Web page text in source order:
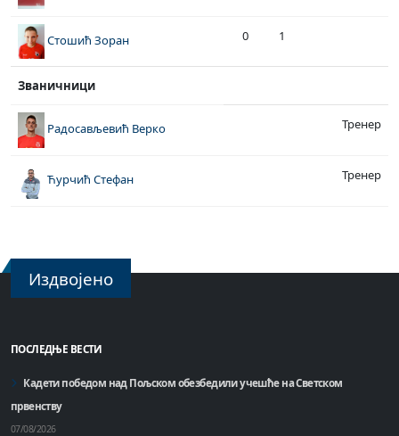
Стошић Зоран 0 1
Званичници
Радосављевић Верко Тренер
Ћурчић Стефан Тренер
Издвојено
ПОСЛЕДЊЕ ВЕСТИ
Кадети победом над Пољском обезбедили учешће на Светском
првенству
07/08/2026